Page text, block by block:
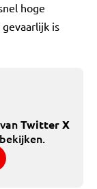
hoge
is
Twitter X